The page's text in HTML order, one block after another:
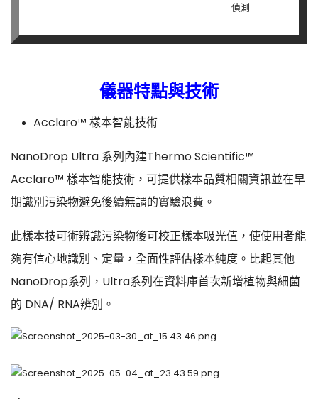
偵測
儀器特點與技術
Acclaro™ 樣本智能技術
NanoDrop Ultra 系列內建Thermo Scientific™
Acclaro™ 樣本智能技術，可提供樣本品質相關資訊並在早
期識別污染物避免後續無謂的實驗浪費。
此樣本技可術辨識污染物後可校正樣本吸光值，使使用者能
夠有信心地識別、定量，全面性評估樣本純度。比起其他
NanoDrop系列，Ultra系列在資料庫首次新增植物與細菌
的 DNA/ RNA辨別。